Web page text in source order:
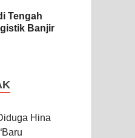
Tengah
Banjir
Hina